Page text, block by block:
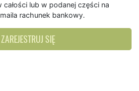
lub w podanej części na
rachunek bankowy.
ZAREJESTRUJ SIĘ